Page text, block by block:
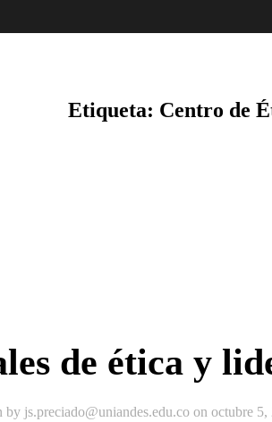
Etiqueta: Centro de
de ética y
by js.preciado@uniandes.edu.co on octubre 5,